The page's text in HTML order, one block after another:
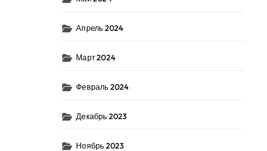
Апрель 2024
Март 2024
Февраль 2024
Декабрь 2023
Ноябрь 2023